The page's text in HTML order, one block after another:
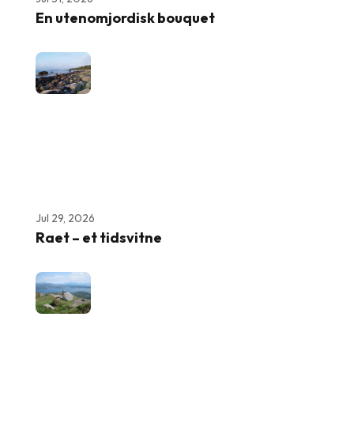
En utenomjordisk bouquet
Jul 29, 2026
Raet – et tidsvitne